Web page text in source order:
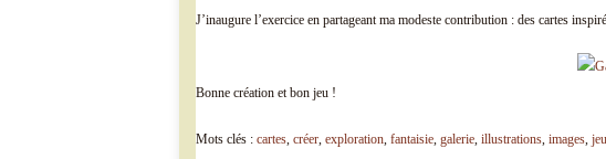
J’inaugure l’exercice en partageant ma modeste contribution : des cartes
Bonne création et bon jeu !
Mots clés : cartes créer exploration fantaisie galerie illustrations images